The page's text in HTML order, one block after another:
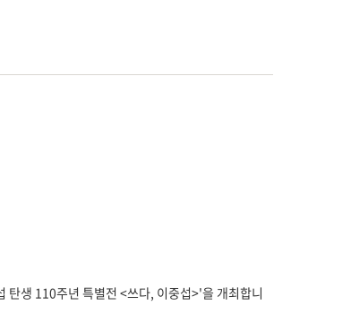
생 110주년 특별전 <쓰다, 이중섭>'을 개최합니